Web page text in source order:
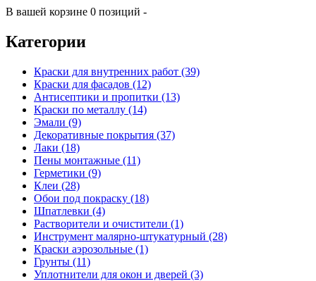
В вашей корзине 0 позиций -
Категории
Краски для внутренних работ (39)
Краски для фасадов (12)
Антисептики и пропитки (13)
Краски по металлу (14)
Эмали (9)
Декоративные покрытия (37)
Лаки (18)
Пены монтажные (11)
Герметики (9)
Клеи (28)
Обои под покраску (18)
Шпатлевки (4)
Растворители и очистители (1)
Инструмент малярно-штукатурный (28)
Краски аэрозольные (1)
Грунты (11)
Уплотнители для окон и дверей (3)